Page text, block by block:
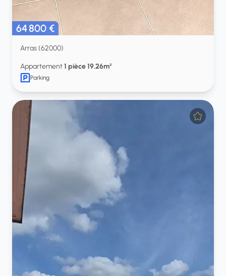
64 800 €
Arras (62000)
Appartement1 pièce 19.26m²
Parking